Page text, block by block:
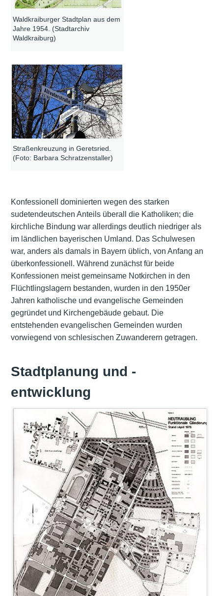
Waldkraiburger Stadtplan aus dem
Jahre 1954. (Stadtarchiv
Waldkraiburg)
Straßenkreuzung in Geretsried.
(Foto: Barbara Schratzenstaller)
Konfessionell dominierten wegen des starken
sudetendeutschen Anteils überall die Katholiken; die
kirchliche Bindung war allerdings deutlich niedriger als
im ländlichen bayerischen Umland. Das Schulwesen
war, anders als damals in Bayern üblich, von Anfang an
überkonfessionell. Während zunächst für beide
Konfessionen meist gemeinsame Notkirchen in den
Flüchtlingslagern bestanden, wurden in den 1950er
Jahren katholische und evangelische Gemeinden
gegründet und Kirchengebäude gebaut. Die
entstehenden evangelischen Gemeinden wurden
vorwiegend von schlesischen Zuwanderern getragen.
Stadtplanung und -
entwicklung